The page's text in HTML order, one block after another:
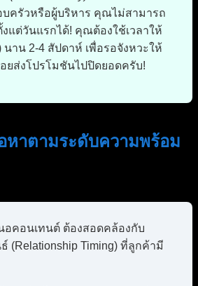
บครัวหรือผู้บริหาร คุณไม่สามารถ
แต่วันแรกได้! คุณต้องใช้เวลาให้
นาน 2-4 สัปดาห์ เพื่อรอจังหวะให้
ยส่งโปรโมชันไปปิดยอดครับ!
หาตามระดับความพร้อม
อคอนเทนต์ ต้องสอดคล้องกับ
(Relationship Timing) ที่ลูกค้ามี